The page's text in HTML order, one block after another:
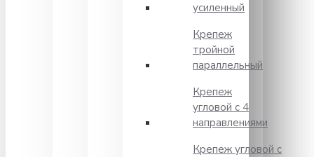
усиленный
Крепеж
тройной
параллельный
Крепеж
угловой с 4
направлениями
Крепеж угловой с